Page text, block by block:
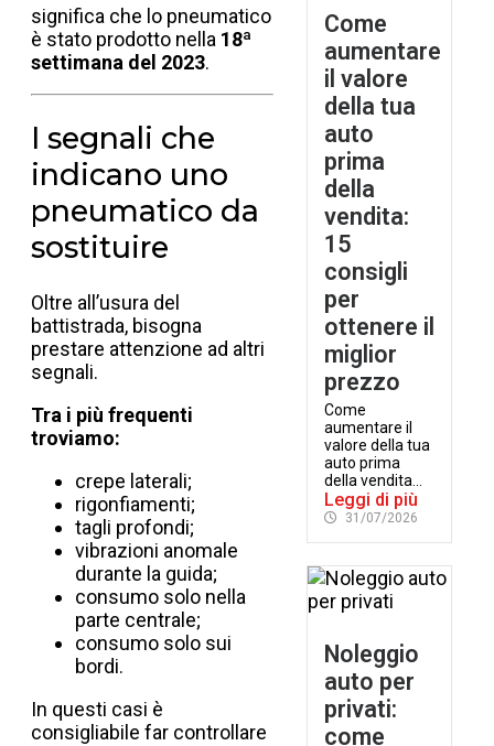
significa che lo pneumatico
è stato prodotto nella 18ª
settimana del 2023.
I segnali che
indicano uno
pneumatico da
sostituire
Oltre all’usura del
battistrada, bisogna
prestare attenzione ad altri
segnali.
Tra i più frequenti
troviamo:
crepe laterali;
rigonfiamenti;
tagli profondi;
vibrazioni anomale
durante la guida;
consumo solo nella
parte centrale;
consumo solo sui
bordi.
In questi casi è
consigliabile far controllare
Come
aumentare
il valore
della tua
auto
prima
della
vendita:
15
consigli
per
ottenere il
miglior
prezzo
Come
aumentare il
valore della tua
auto prima
della vendita...
Leggi di più
31/07/2026
Noleggio
auto per
privati:
come